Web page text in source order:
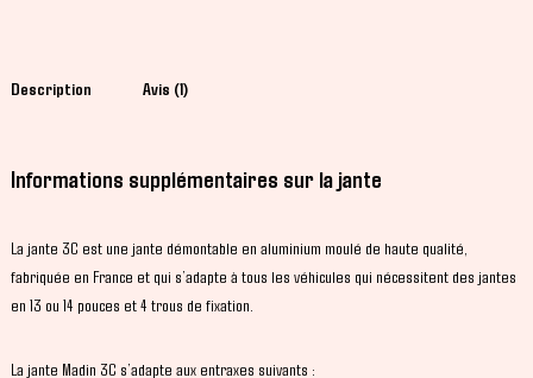
Description Avis (1)
Informations supplémentaires sur la jante
La jante 3C est une jante démontable en aluminium moulé de haute qualité,
fabriquée en France et qui s’adapte à tous les véhicules qui nécessitent des jantes
en 13 ou 14 pouces et 4 trous de fixation.
La jante Madin 3C s’adapte aux entraxes suivants :